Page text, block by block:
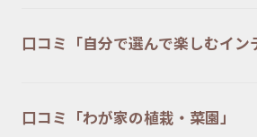
口コミ「自分で選んで楽しむイン
口コミ「わが家の植栽・菜園」